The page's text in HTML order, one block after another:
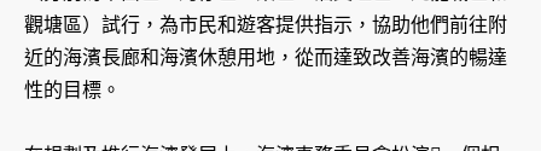
觀塘區）試行，為市民和遊客提供指示，協助他們前往附
近的海濱長廊和海濱休憩用地，從而達致改善海濱的暢達
性的目標。